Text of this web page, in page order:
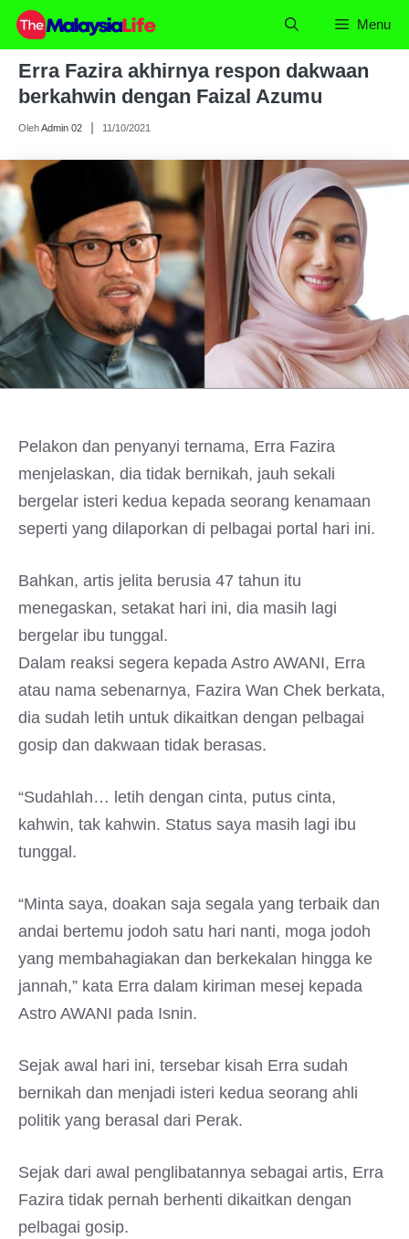
Skip
content
Menu
Erra Fazira akhirnya respon dakwaan
berkahwin dengan Faizal Azumu
OlehAdmin 02 11/10/2021
Pelakon dan penyanyi ternama, Erra Fazira
menjelaskan, dia tidak bernikah, jauh sekali
bergelar isteri kedua kepada seorang kenamaan
seperti yang dilaporkan di pelbagai portal hari ini.
Bahkan, artis jelita berusia 47 tahun itu
menegaskan, setakat hari ini, dia masih lagi
bergelar ibu tunggal.
Dalam reaksi segera kepada Astro AWANI, Erra
atau nama sebenarnya, Fazira Wan Chek berkata,
dia sudah letih untuk dikaitkan dengan pelbagai
gosip dan dakwaan tidak berasas.
“Sudahlah… letih dengan cinta, putus cinta,
kahwin, tak kahwin. Status saya masih lagi ibu
tunggal.
“Minta saya, doakan saja segala yang terbaik dan
andai bertemu jodoh satu hari nanti, moga jodoh
yang membahagiakan dan berkekalan hingga ke
jannah,” kata Erra dalam kiriman mesej kepada
Astro AWANI pada Isnin.
Sejak awal hari ini, tersebar kisah Erra sudah
bernikah dan menjadi isteri kedua seorang ahli
politik yang berasal dari Perak.
Sejak dari awal penglibatannya sebagai artis, Erra
Fazira tidak pernah berhenti dikaitkan dengan
pelbagai gosip.